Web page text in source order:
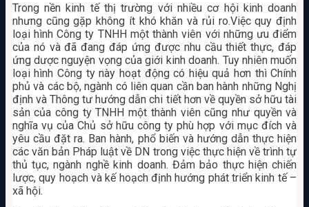
Trong nền kinh tế thị trường với nhiều cơ hội kinh doanh
nhưng cũng gặp không ít khó khăn và rủi ro.Việc quy định
loại hình Công ty TNHH một thành viên với những ưu điểm
của nó và đã đang đáp ứng được nhu cầu thiết thực, đáp
ứng dược nguyện vọng của giới kinh doanh. Tuy nhiên muốn
loại hình Công ty này hoạt động có hiệu quả hơn thì Chính
phủ và các bộ, ngành có liên quan cần ban hành những Nghị
định và Thông tư hướng dẫn chi tiết hơn về quyền sở hữu tài
sản của công ty TNHH một thành viên cũng như quyền và
nghĩa vụ của Chủ sở hữu công ty phù hợp với mục đích và
yêu cầu đặt ra. Ban hành, phổ biến và hướng dẫn thực hiện
các văn bản Pháp luật về DN trong việc thực hiện về trình tự
thủ tục, ngành nghề kinh doanh. Đảm bảo thực hiện chiến
lược, quy hoạch và kế hoạch định hướng phát triển kinh tế –
xã hội.